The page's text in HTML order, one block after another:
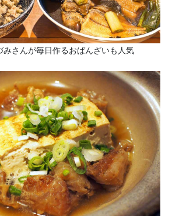
みさんが毎日作るおばんざいも人気